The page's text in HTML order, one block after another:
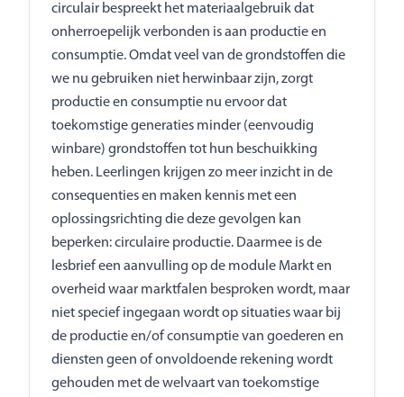
circulair bespreekt het materiaalgebruik dat
onherroepelijk verbonden is aan productie en
consumptie. Omdat veel van de grondstoffen die
we nu gebruiken niet herwinbaar zijn, zorgt
productie en consumptie nu ervoor dat
toekomstige generaties minder (eenvoudig
winbare) grondstoffen tot hun beschuikking
heben. Leerlingen krijgen zo meer inzicht in de
consequenties en maken kennis met een
oplossingsrichting die deze gevolgen kan
beperken: circulaire productie. Daarmee is de
lesbrief een aanvulling op de module Markt en
overheid waar marktfalen besproken wordt, maar
niet specief ingegaan wordt op situaties waar bij
de productie en/of consumptie van goederen en
diensten geen of onvoldoende rekening wordt
gehouden met de welvaart van toekomstige